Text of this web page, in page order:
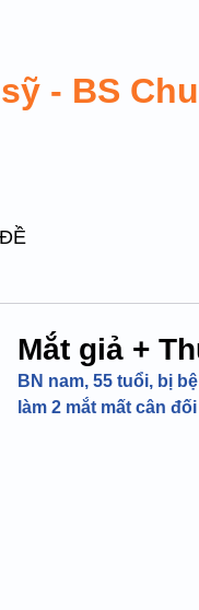
- BS
Mắt giả +
BN nam, 55 tuổi, bị
làm 2 mắt mất cân đối